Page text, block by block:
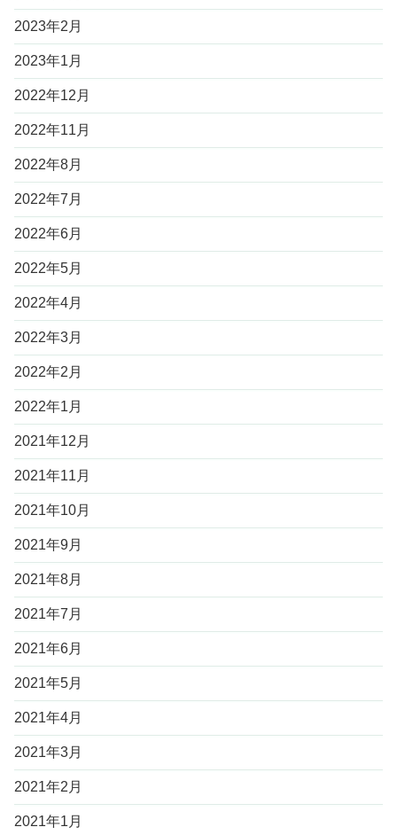
2023年2月
2023年1月
2022年12月
2022年11月
2022年8月
2022年7月
2022年6月
2022年5月
2022年4月
2022年3月
2022年2月
2022年1月
2021年12月
2021年11月
2021年10月
2021年9月
2021年8月
2021年7月
2021年6月
2021年5月
2021年4月
2021年3月
2021年2月
2021年1月